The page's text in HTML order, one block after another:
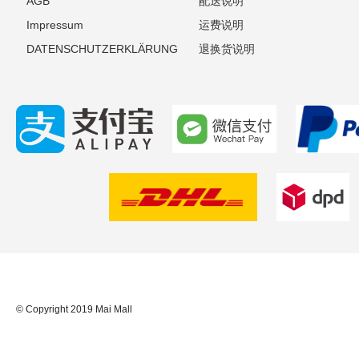
Impressum
DATENSCHUTZERKLÄRUNG
运费说明
退换货说明
© Copyright 2019 Mai Mall